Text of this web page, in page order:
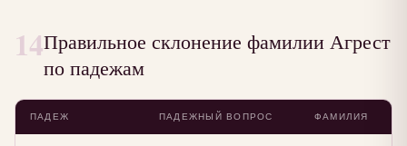
14Правильное склонение фамилии Агрест
по падежам
ПАДЕЖ ПАДЕЖНЫЙ ВОПРОС ФАМИЛИЯ